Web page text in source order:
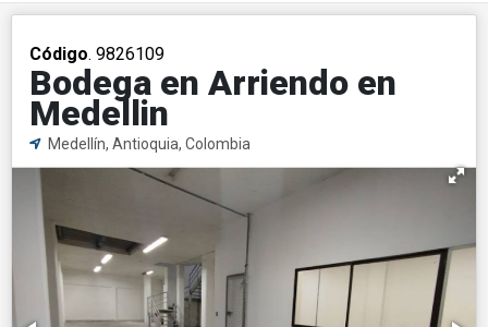
Código. 9826109
Bodega en Arriendo en
Medellin
Medellín, Antioquia, Colombia